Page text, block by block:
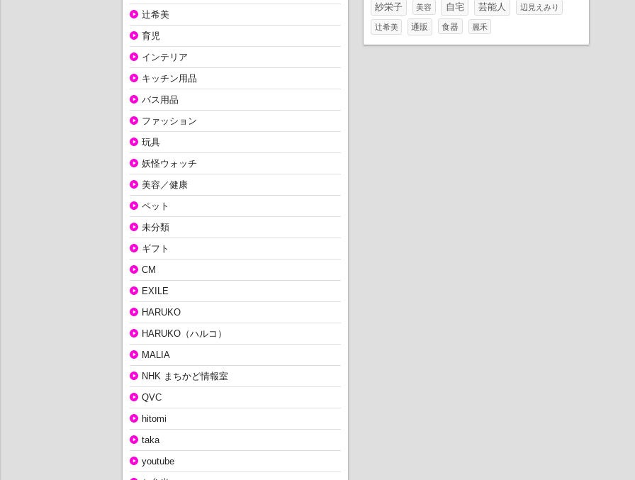
辻希美
育児
インテリア
キッチン用品
バス用品
ファッション
玩具
妖怪ウォッチ
美容／健康
ペット
未分類
ギフト
CM
EXILE
HARUKO
HARUKO（ハルコ）
MALIA
NHK まちかど情報室
QVC
hitomi
taka
youtube
紗栄子 美容 自宅 芸能人 辺見えみり
辻希美 通販 食器 麗禾